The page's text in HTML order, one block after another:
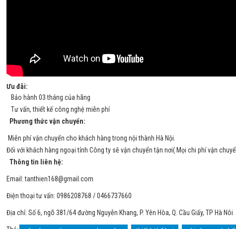
Ưu đãi:
Bảo hành 03 tháng của hãng
Tư vấn, thiết kế công nghệ miễn phí
Phương thức vận chuyển:
Miễn phí vận chuyển cho khách hàng trong nội thành Hà Nội.
Đối với khách hàng ngoại tỉnh Công ty sẽ vận chuyển tận nơi( Mọi chi phí vận
Thông tin liên hệ:
Email:tanthien168@gmail.com
Điện thoại tư vấn: 0986208768 / 0466737660
Địa chỉ: Số 6, ngõ 381/64 đường Nguyễn Khang, P. Yên Hòa, Q. Cầu Giấy, TP Hà Nôi